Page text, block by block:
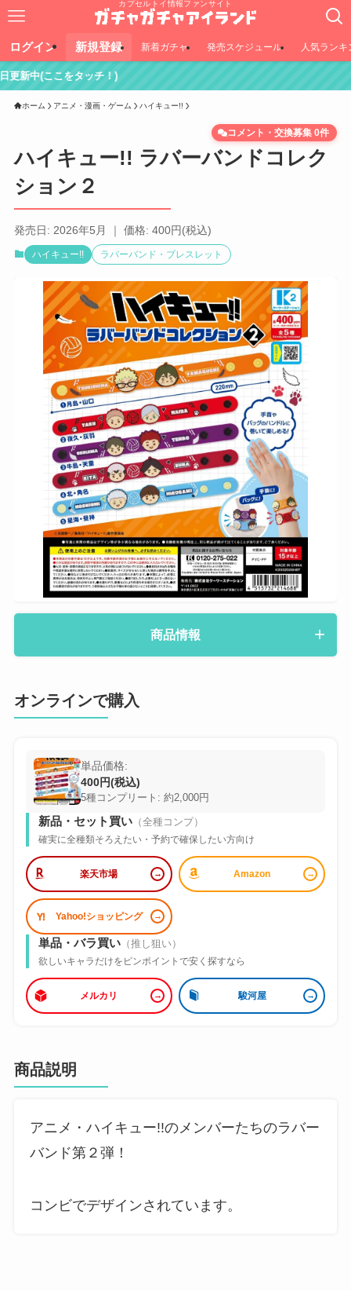
カプセルトイ情報ファンサイト
ログイン 新規登録 新着ガチャ 発売スケジュール 人気ランキ
ッチ！)
ホーム アニメ・漫画・ゲーム ハイキュー!!
ハイキュー!! ラバーバンドコレク
ション２
コメント・交換募集 0件
発売日: 2026年5月 ｜ 価格: 400円(税込)
ハイキュー!! ラバーバンド・ブレスレット
商品情報
オンラインで購入
単品価格:
400円(税込)
5種コンプリート: 約2,000円
新品・セット買い（全種コンプ）
確実に全種類そろえたい・予約で確保したい方向け
楽天市場 Amazon
Yahoo!ショッピング
単品・バラ買い（推し狙い）
欲しいキャラだけをピンポイントで安く探すなら
メルカリ 駿河屋
商品説明
アニメ・ハイキュー!!のメンバーたちのラバー
バンド第２弾！
コンビでデザインされています。